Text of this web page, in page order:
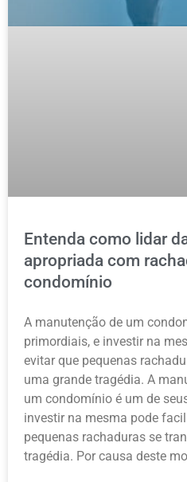
Entenda como lidar
apropriada com
condomínio
A manutenção de um
primordiais, e investir na
evitar que pequenas
uma grande tragédia. A
um condomínio é um de
investir na mesma pode
pequenas rachaduras se
tragédia. Por causa deste